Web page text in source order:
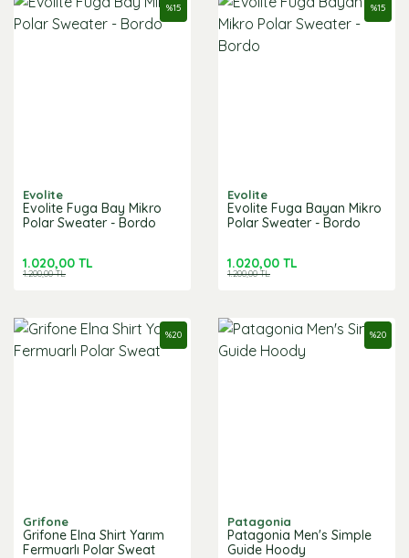
Evolite
Evolite Fuga Bay Mikro
Polar Sweater - Bordo
%15
1.020,00 TL
1.200,00 TL
Evolite
Evolite Fuga Bayan Mikro
Polar Sweater - Bordo
%15
1.020,00 TL
1.200,00 TL
Grifone
Grifone Elna Shirt Yarım
Fermuarlı Polar Sweat
%20
Patagonia
Patagonia Men's Simple
Guide Hoody
%20